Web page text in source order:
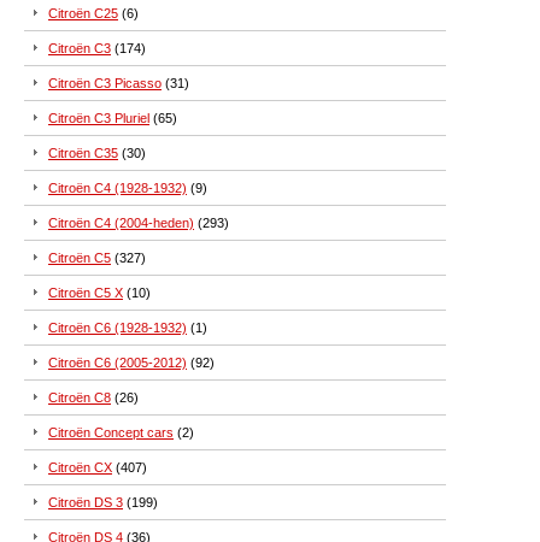
Citroën C25 (6)
Citroën C3 (174)
Citroën C3 Picasso (31)
Citroën C3 Pluriel (65)
Citroën C35 (30)
Citroën C4 (1928-1932) (9)
Citroën C4 (2004-heden) (293)
Citroën C5 (327)
Citroën C5 X (10)
Citroën C6 (1928-1932) (1)
Citroën C6 (2005-2012) (92)
Citroën C8 (26)
Citroën Concept cars (2)
Citroën CX (407)
Citroën DS 3 (199)
Citroën DS 4 (36)